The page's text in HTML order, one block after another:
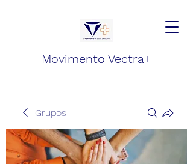
Movimento Vectra+
Grupos